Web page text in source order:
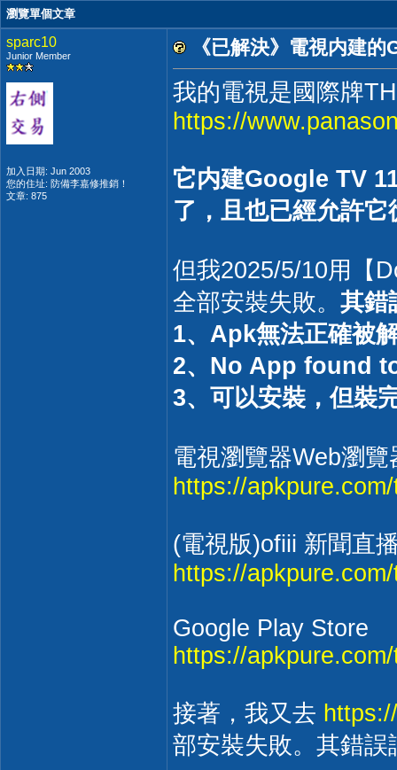
瀏覽單個文章
sparc10
Junior Member
加入日期: Jun 2003
您的住址: 防備李嘉修推銷！
文章: 875
《已解決》電視内建
我的電視是國際牌
https://
它内建Google TV
了，且也已經允許
但我2025/5/10用【
全部安裝失敗。 其錯
1、Apk無法正確被
2、No App found
3、可以安裝，但裝
電視瀏覽器Web瀏
https://
(電視版)ofiii 新聞直
https://
Google Play Store
https://
接著，我又去
部安裝失敗。其錯誤